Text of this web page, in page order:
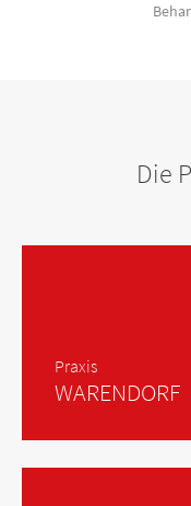
Die
Praxis
WARENDORF